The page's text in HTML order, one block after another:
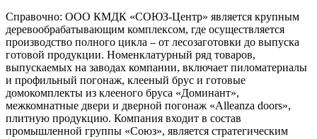
Справочно: ООО КМДК «СОЮЗ-Центр» является крупным
деревообрабатывающим комплексом, где осуществляется
производство полного цикла – от лесозаготовки до выпуска
готовой продукции. Номенклатурный ряд товаров,
выпускаемых на заводах компании, включает пиломатериалы
и профильный погонаж, клееный брус и готовые
домокомплекты из клееного бруса «Доминант»,
межкомнатные двери и дверной погонаж «Alleanza doors»,
плитную продукцию. Компания входит в состав
промышленной группы «Союз», является стратегическим